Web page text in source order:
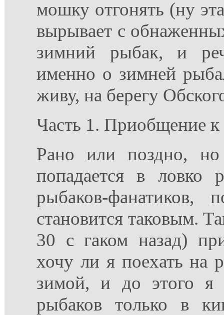
мошку отгонять (ну
вырывает с
зимний рыбак, и
именно о зимней
живу, на берегу
Часть 1. Приобщение
Рано или поздно,
попадается в ловко
рыбаков-
становится таковым.
30 с гаком назад)
хочу ли я поехать на
зимой, и до этого я
рыбаков только в